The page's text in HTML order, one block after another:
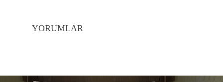
YORUMLAR